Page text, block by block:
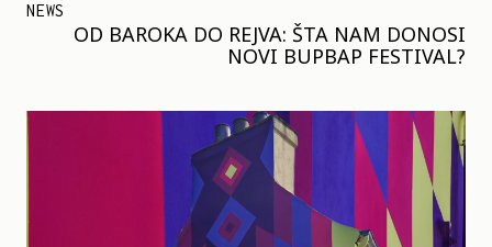
NEWS
OD BAROKA DO REJVA: ŠTA NAM DONOSI
NOVI BUPBAP FESTIVAL?